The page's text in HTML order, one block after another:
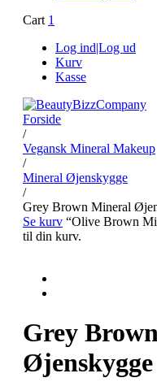
Cart 1
Log ind|Log ud
Kurv
Kasse
Forside
/
Vegansk Mineral Makeup
/
Mineral Øjenskygge
/
Grey Brown Mineral
Se kurv “Olive Brown
til din kurv.
Grey
Øjenskygge